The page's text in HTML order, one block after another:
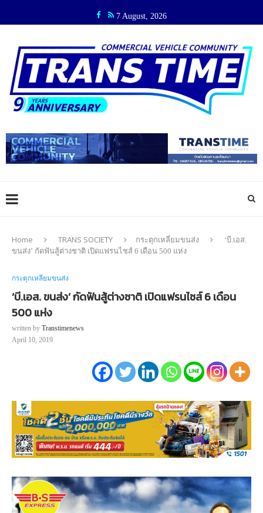
7 August, 2026
Home TRANS SOCIETY กระตุกเหลี่ยมขนส่ง
‘บี.เอส.
ขนส่ง’ กัดฟันสู้ต่างชาติ เปิดแฟรนไชส์ 6 เดือน 500 แห่ง
กระตุกเหลี่ยมขนส่ง
‘บี.เอส. ขนส่ง’ กัดฟันสู้ต่างชาติ เปิดแฟรนไชส์ 6 เดือน
500 แห่ง
written by Transtimenews
April 10, 2019